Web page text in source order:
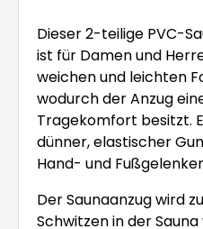
Dieser 2-teilige PVC-
ist für Damen und
weichen und leichten
wodurch der Anzug
Tragekomfort besitzt.
dünner, elastischer
Hand- und
Der Saunaanzug wird
Schwitzen in der